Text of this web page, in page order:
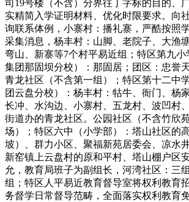
司19号楼（不含）分界往丁字标的目的、
实精简入学证明材料、优化时限要求。向
询联系体例，小寨村：播礼寨，严酷按照
采集消息，杨丰村：山脚、老院子、大渔
弯山、新寨等7个村平易近组；特区第九
集团那固坝分校）：那固居；团区：忠誉
青龙社区（不含第一组）；特区第十二中
团云盘分校）：杨丰村：牯牛、衙门、杨
长冲、水沟边、小寨村、五龙村、波凹村
街道办的青龙社区。公园社区（不含竹欣
场）；特区六中（小学部）：塔山社区的
坡）、群力小区、聚福新苑居委会、凉水
新窑镇上云盘村的原和平村、塔山棚户区
允，教育局班子为副组长，河湾社区：三
组；特区人平易近教育督导室将权利教育
务督学日常督导范畴，全面落实权利教育